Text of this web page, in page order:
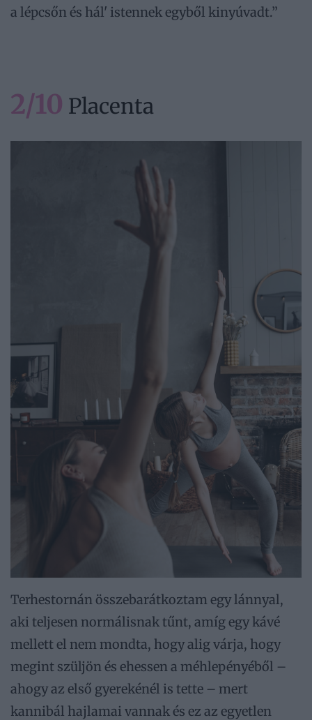
a lépcsőn és hál' istennek egyből kinyúvadt.”
2/10 Placenta
Terhestornán összebarátkoztam egy lánnyal,
aki teljesen normálisnak tűnt, amíg egy kávé
mellett el nem mondta, hogy alig várja, hogy
megint szüljön és ehessen a méhlepényéből –
ahogy az első gyerekénél is tette – mert
kannibál hajlamai vannak és ez az egyetlen